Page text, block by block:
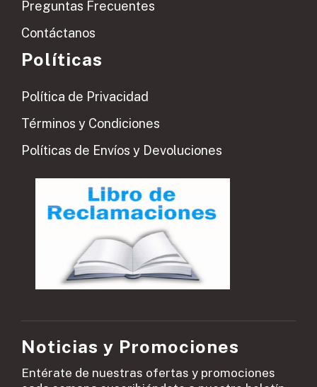
Preguntas Frecuentes
Contáctanos
Políticas
Política de Privacidad
Términos y Condiciones
Políticas de Envíos y Devoluciones
Noticias y Promociones
Entérate de nuestras ofertas y promociones